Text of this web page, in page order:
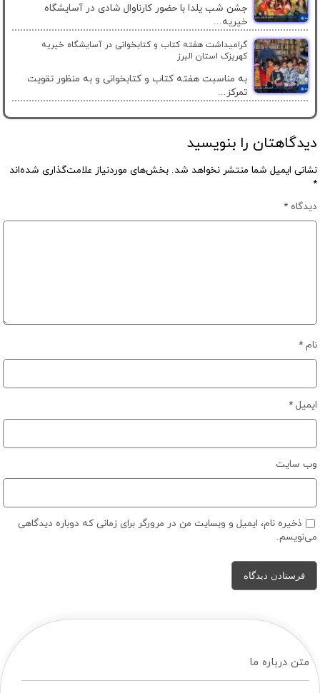
جشن شب یلدا با حضور کارناوال شادی در آسایشگاه
خیریه...
گرامیداشت هفته کتاب و کتابخوانی در آسایشگاه خیریه
کهریزک استان البرز
به مناسبت هفته کتاب و کتابخوانی و به منظور تقویت
تمرکز...
دیدگاهتان را بنویسید
نشانی ایمیل شما منتشر نخواهد شد. بخش‌های موردنیاز علامت‌گذاری شده‌اند
*
دیدگاه*
نام*
ایمیل*
وب‌ سایت
ذخیره نام، ایمیل و وبسایت من در مرورگر برای زمانی که دوباره دیدگاهی
می‌نویسم.
متن درباره ما